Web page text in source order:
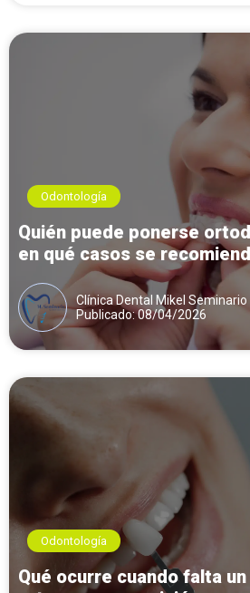
Odontología
Quién puede ponerse
en qué casos se
Clínica Dental Mikel Seminario
Publicado: 08/04/2026
Odontología
Qué ocurre cuando falta